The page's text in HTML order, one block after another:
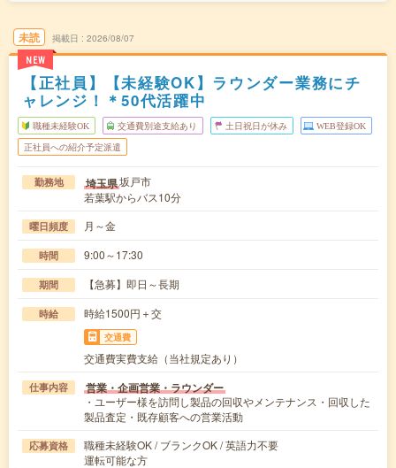
未読
NEW
掲載日 2026/08/07
【正社員】【未経験OK】ラウンダー業務にチ
ャレンジ！＊50代活躍中
職種未経験OK 交通費別途支給あり 土日祝日が休み WEB登録OK
正社員への紹介予定派遣
勤務地 埼玉県坂戸市
若葉駅からバス10分
曜日頻度 月～金
時間 9:00～17:30
期間 【急募】即日～長期
時給 時給1500円＋交
交通費
交通費実費支給（当社規定あり）
仕事内容 営業・企画営業・ラウンダー
・ユーザー様を訪問し製品の回収やメンテナンス・回収した
製品査定・既存顧客への営業活動
応募資格
職種未経験OK / ブランクOK / 英語力不要
運転可能な方